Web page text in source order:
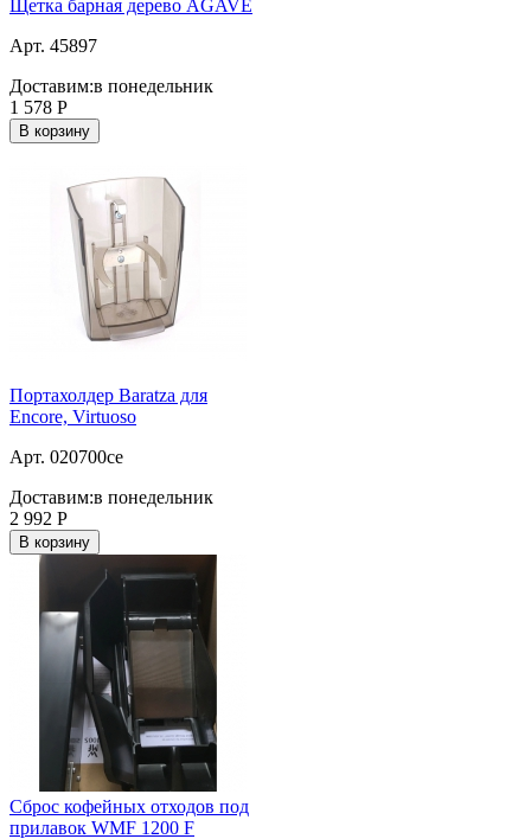
Щетка барная дерево AGAVE
Арт. 45897
Доставим:в понедельник
1 578 Р
В корзину
Портахолдер Baratza для
Encore, Virtuoso
Арт. 020700ce
Доставим:в понедельник
2 992 Р
В корзину
Сброс кофейных отходов под
прилавок WMF 1200 F